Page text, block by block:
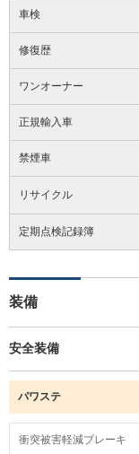
車検
修復歴
ワンオーナー
正規輸入車
禁煙車
リサイクル
定期点検記録簿
装備
安全装備
パワステ
衝突被害軽減ブレーキ